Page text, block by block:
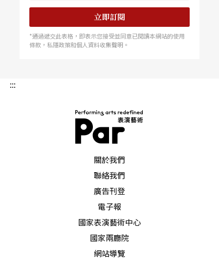
演者掙扎於集體主義和個人創造之間的艱辛歷程。
一個我們的社會裡所没有的劇團，一個有最好的
這樣一個劇團的演出，可以提供我們思考環境和藝
術的課題，可以提供一個社會寫實演技的範本，我
同時，力圖承續傳統的北希臘國家劇團則帶來「正
宗」的悲劇《伊蕾克特拉》，演出亞加曼儂王室家
地的露天劇場作暑期演出。 百老匯歌舞劇《比得
潘》挾著飛行特技與老少咸宜的娛樂效果，將巡迴
音》；表演工作坊《廚房鬧劇》將荒謬的英國喜劇
移植重編，由陳立華導演；明華園推出以羅通掃北
爲題材的新戲；吳文修的首都歌劇團推出新編的孟
姜女歌劇《萬里長城》；當代傳奇劇場和蜷川劇團
同樣取材《米蒂亞》，卻將以更現代、更脫離平劇
的許博允擔任作曲。 劇場．綜藝．藝術節 <
立即訂閱
*通過遞交此表格，即表示您接受並同意已閱讀本網站的使用
條款，私隱政策和個人資料收集聲明。
:::
關於我們
聯絡我們
廣告刊登
電子報
國家表演藝術中心
國家兩廳院
網站導覽